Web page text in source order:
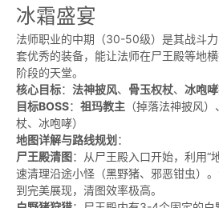
冰霜盛宴
法师职业的中期（30-50级）是其战斗
套优秀的装备，能让法师在尸王殿等地横
阶段的天堂。
核心目标： 法神披风、 骨玉权杖、 冰咆
目标BOSS： 祖玛教主 （掉落法神披风）、
杖、冰咆哮）
地图详解与路线规划 ：
尸王殿清图：从尸王殿入口开始，利用“
速清理沿途小怪（黑野猪、邪恶钳虫）
到完美展现，清图效率极高。